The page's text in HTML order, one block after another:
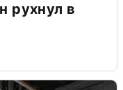
рухнул в